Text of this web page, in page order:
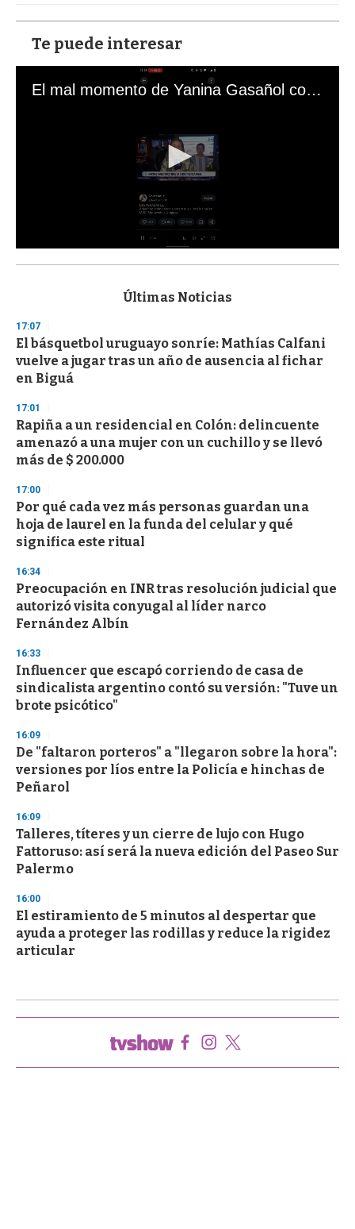
Te puede interesar
El mal momento de Yanina Gasañol con un hincha argentino en "Subrayado"
s
d
s
o
f
3
s
e
c
o
n
Últimas Noticias
17:07
El básquetbol uruguayo sonríe: Mathías Calfani
vuelve a jugar tras un año de ausencia al fichar
en Biguá
17:01
Rapiña a un residencial en Colón: delincuente
amenazó a una mujer con un cuchillo y se llevó
más de $ 200.000
17:00
Por qué cada vez más personas guardan una
hoja de laurel en la funda del celular y qué
significa este ritual
16:34
Preocupación en INR tras resolución judicial que
autorizó visita conyugal al líder narco
Fernández Albín
16:33
Influencer que escapó corriendo de casa de
sindicalista argentino contó su versión: "Tuve un
brote psicótico"
16:09
De "faltaron porteros" a "llegaron sobre la hora":
versiones por líos entre la Policía e hinchas de
Peñarol
16:09
Talleres, títeres y un cierre de lujo con Hugo
Fattoruso: así será la nueva edición del Paseo Sur
Palermo
16:00
El estiramiento de 5 minutos al despertar que
ayuda a proteger las rodillas y reduce la rigidez
articular